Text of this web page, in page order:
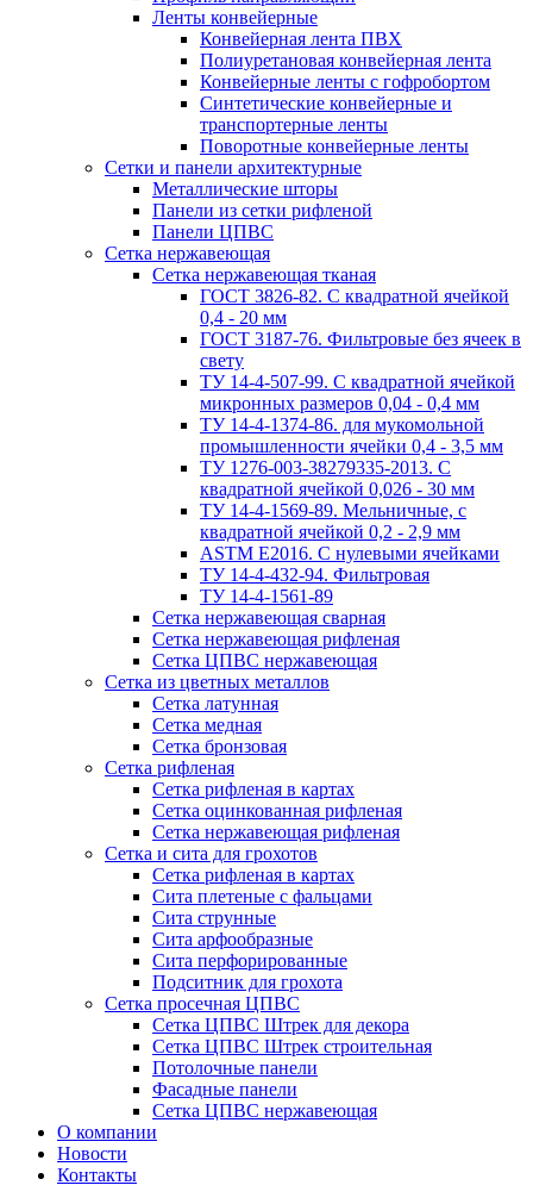
Ленты конвейерные
Конвейерная лента ПВХ
Полиуретановая конвейерная лента
Конвейерные ленты с гофробортом
Синтетические конвейерные и
транспортерные ленты
Поворотные конвейерные ленты
Cетки и панели архитектурные
Металлические шторы
Панели из сетки рифленой
Панели ЦПВС
Сетка нержавеющая
Сетка нержавеющая тканая
ГОСТ 3826-82. C квадратной ячейкой
0,4 - 20 мм
ГОСТ 3187-76. Фильтровые без ячеек в
свету
ТУ 14-4-507-99. C квадратной ячейкой
микронных размеров 0,04 - 0,4 мм
ТУ 14-4-1374-86. для мукомольной
промышленности ячейки 0,4 - 3,5 мм
ТУ 1276-003-38279335-2013. С
квадратной ячейкой 0,026 - 30 мм
ТУ 14-4-1569-89. Мельничные, с
квадратной ячейкой 0,2 - 2,9 мм
ASTM E2016. С нулевыми ячейками
ТУ 14-4-432-94. Фильтровая
ТУ 14-4-1561-89
Сетка нержавеющая сварная
Сетка нержавеющая рифленая
Сетка ЦПВС нержавеющая
Сетка из цветных металлов
Сетка латунная
Сетка медная
Сетка бронзовая
Сетка рифленая
Сетка рифленая в картах
Сетка оцинкованная рифленая
Сетка нержавеющая рифленая
Сетка и сита для грохотов
Сетка рифленая в картах
Сита плетеные с фальцами
Сита струнные
Сита арфообразные
Сита перфорированные
Подситник для грохота
Сетка просечная ЦПВС
Сетка ЦПВС Штрек для декора
Сетка ЦПВС Штрек строительная
Потолочные панели
Фасадные панели
Сетка ЦПВС нержавеющая
О компании
Новости
Контакты